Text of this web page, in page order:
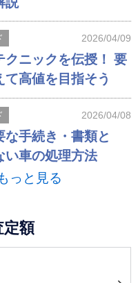
2026/04/09
クニックを伝授！ 要
て高値を目指そう
2026/04/08
な手続き・書類と
い車の処理方法
っと見る
額